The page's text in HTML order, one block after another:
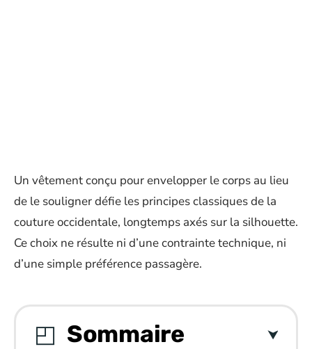
Un vêtement conçu pour envelopper le corps au lieu
de le souligner défie les principes classiques de la
couture occidentale, longtemps axés sur la silhouette.
Ce choix ne résulte ni d’une contrainte technique, ni
d’une simple préférence passagère.
Sommaire